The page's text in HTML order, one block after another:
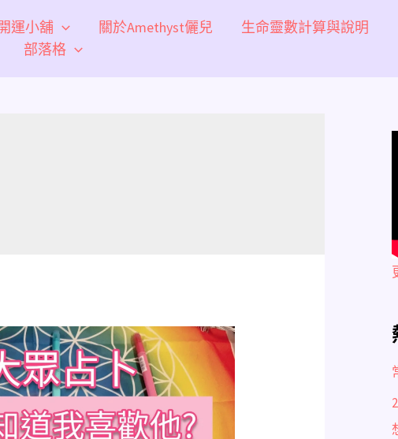
開運小舖 關於Amethyst儷兒 生命靈數計算與說明
部落格